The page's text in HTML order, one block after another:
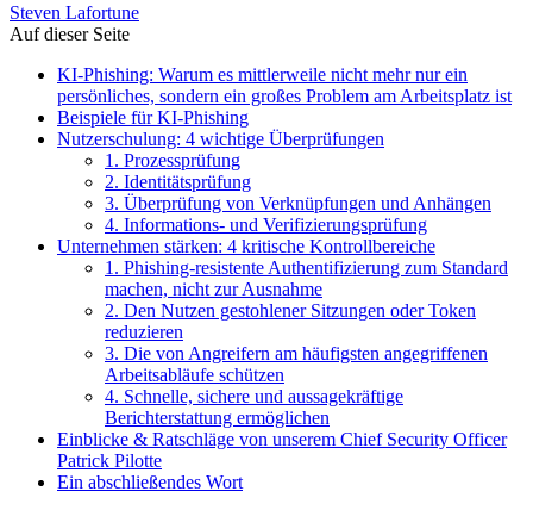
Steven Lafortune
Auf dieser Seite
KI-Phishing: Warum es mittlerweile nicht mehr nur ein
persönliches, sondern ein großes Problem am Arbeitsplatz ist
Beispiele für KI-Phishing
Nutzerschulung: 4 wichtige Überprüfungen
1. Prozessprüfung
2. Identitätsprüfung
3. Überprüfung von Verknüpfungen und Anhängen
4. Informations- und Verifizierungsprüfung
Unternehmen stärken: 4 kritische Kontrollbereiche
1. Phishing-resistente Authentifizierung zum Standard
machen, nicht zur Ausnahme
2. Den Nutzen gestohlener Sitzungen oder Token
reduzieren
3. Die von Angreifern am häufigsten angegriffenen
Arbeitsabläufe schützen
4. Schnelle, sichere und aussagekräftige
Berichterstattung ermöglichen
Einblicke & Ratschläge von unserem Chief Security Officer
Patrick Pilotte
Ein abschließendes Wort